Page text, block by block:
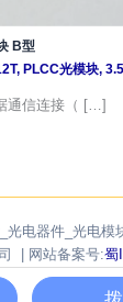
B型
, PLCC光模块,
通信连接（ […]
电器件_光电模
| 网站备案号:蜀
F-tone Networks